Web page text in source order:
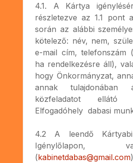
4.1. A Kártya
részletezve az 1.1 pont
során az alábbi
kötelező: név, nem,
e-mail cím, telefonszám
ha rendelkezésre áll),
hogy Önkormányzat,
annak
közfeladatot ellátó
Elfogadóhely dabasi
4.2 A leendő
Igénylőlapon,
(kabinetdabas@gmail.com